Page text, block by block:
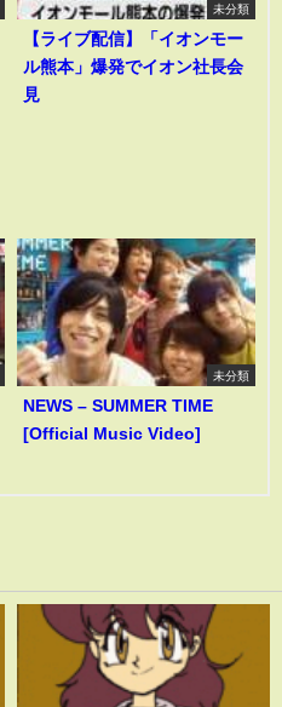
未分類
【ライブ配信】「イオンモー
ル熊本」爆発でイオン社長会
見
未分類
NEWS – SUMMER TIME
[Official Music Video]